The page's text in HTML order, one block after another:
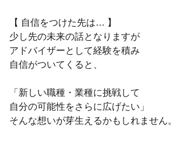
【 自信をつけた先は… 】
少し先の未来の話となりますが
アドバイザーとして経験を積み
自信がついてくると、
「新しい職種・業種に挑戦して
自分の可能性をさらに広げたい」
そんな想いが芽生えるかもしれません。